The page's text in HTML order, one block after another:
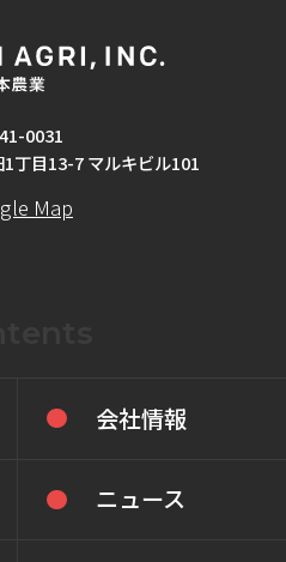
0031
丁目13-7 マルキビル101
Map
会社情報
ニュース